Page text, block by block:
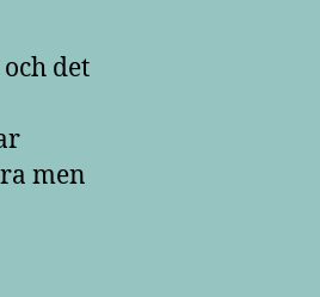
det
men